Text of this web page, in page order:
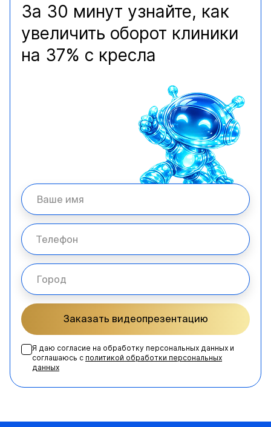
За 30 минут узнайте, как
увеличить оборот клиники
на 37% с кресла
Заказать видеопрезентацию
Я даю согласие на обработку персональных данных и
соглашаюсь с политикой обработки персональных
данных